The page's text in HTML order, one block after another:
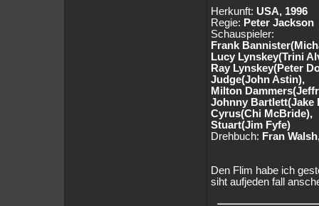
Herkunft: USA, 1996
Regie: Peter Jackson
Schauspieler:
Frank
Lucy Lynskey(Trini
Ray Lynskey(Peter
Judge(John Astin),
Milton
Johnny Bartlett(Jake
Cyrus(Chi McBride),
Stuart(Jim Fyfe)
Drehbuch: Fran
Den Flim habe ich
siht aufjeden fall